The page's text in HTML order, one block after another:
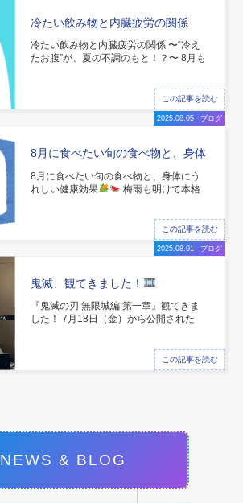
冷たい飲み物と内臓疲労の関係
冷たい飲み物と内臓疲労の関係 〜“冷え
たお腹”が、夏の不調のもと！？〜 8月も
い水でスッキリしたはずなのに、体がだ
るい…」 「なんだかお腹の調子が悪
い…」 そんな“なんとなく不調
この記事を読む
2025.08.05 ブログ
8月に食べたい旬の食べ物と、身体
8月に食べたい旬の食べ物と、身体にう
れしい健康効果
梅雨も明けて本格
しい夜が続いて疲れが取れにくくなった
り…そんな時期こそ「旬の食べ物」をし
っかり摂って、体の内側から整えていく
この記事を読む
2025.08.01 ブログ
鬼滅、観てきました！
『鬼滅の刃 無限城編 第一章』観てきま
した！ 7月18日（金）から公開された
に鬼滅一色！入口からテンション爆上が
映画館のディスプレイが圧巻！
この記事を読む
NEWS & BLOG